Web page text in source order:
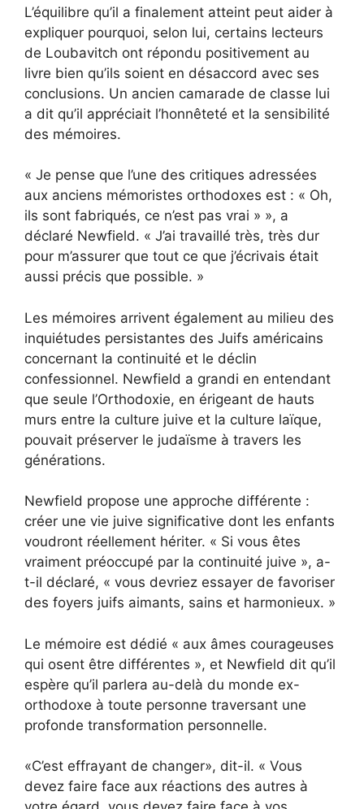
L’équilibre qu’il a finalement atteint peut aider à
expliquer pourquoi, selon lui, certains lecteurs
de Loubavitch ont répondu positivement au
livre bien qu’ils soient en désaccord avec ses
conclusions. Un ancien camarade de classe lui
a dit qu’il appréciait l’honnêteté et la sensibilité
des mémoires.
« Je pense que l’une des critiques adressées
aux anciens mémoristes orthodoxes est : « Oh,
ils sont fabriqués, ce n’est pas vrai » », a
déclaré Newfield. « J’ai travaillé très, très dur
pour m’assurer que tout ce que j’écrivais était
aussi précis que possible. »
Les mémoires arrivent également au milieu des
inquiétudes persistantes des Juifs américains
concernant la continuité et le déclin
confessionnel. Newfield a grandi en entendant
que seule l’Orthodoxie, en érigeant de hauts
murs entre la culture juive et la culture laïque,
pouvait préserver le judaïsme à travers les
générations.
Newfield propose une approche différente :
créer une vie juive significative dont les enfants
voudront réellement hériter. « Si vous êtes
vraiment préoccupé par la continuité juive », a-
t-il déclaré, « vous devriez essayer de favoriser
des foyers juifs aimants, sains et harmonieux. »
Le mémoire est dédié « aux âmes courageuses
qui osent être différentes », et Newfield dit qu’il
espère qu’il parlera au-delà du monde ex-
orthodoxe à toute personne traversant une
profonde transformation personnelle.
«C’est effrayant de changer», dit-il. « Vous
devez faire face aux réactions des autres à